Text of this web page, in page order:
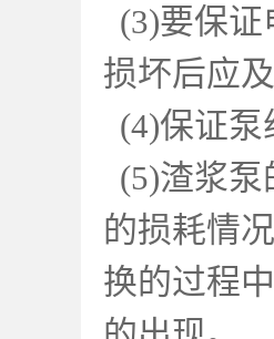
(3)要保证
损坏后应
(4)保证泵
(5)渣浆泵
的损耗情
换的过程